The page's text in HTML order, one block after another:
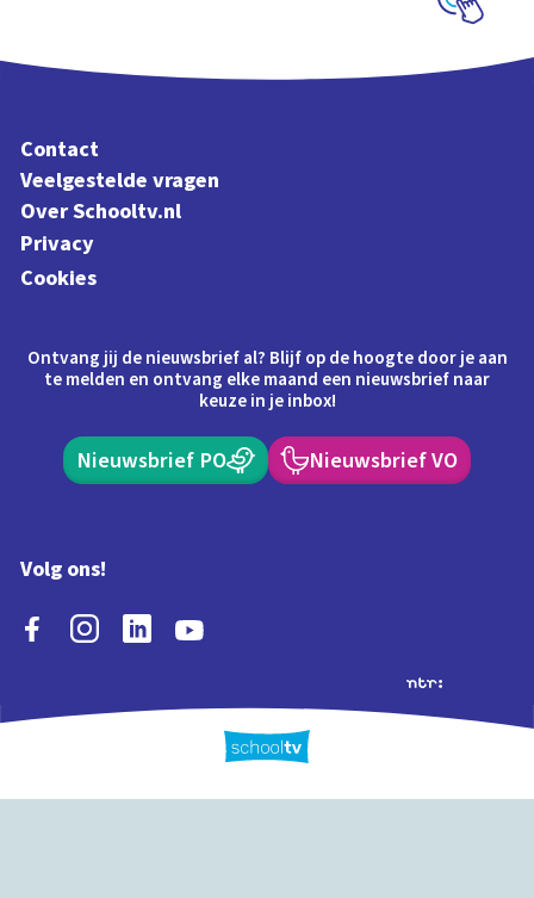
Contact
Veelgestelde vragen
Over Schooltv.nl
Privacy
Cookies
Ontvang jij de nieuwsbrief al? Blijf op de hoogte door je aan
te melden en ontvang elke maand een nieuwsbrief naar
keuze in je inbox!
Nieuwsbrief PO Nieuwsbrief VO
Volg ons!